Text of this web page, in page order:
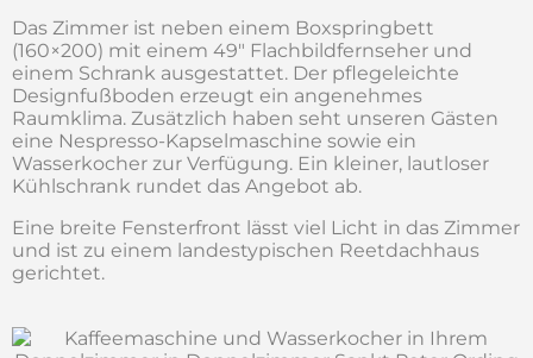
Das Zimmer ist neben einem Boxspringbett
(160×200) mit einem 49″ Flachbildfernseher und
einem Schrank ausgestattet. Der pflegeleichte
Designfußboden erzeugt ein angenehmes
Raumklima. Zusätzlich haben seht unseren Gästen
eine Nespresso-Kapselmaschine sowie ein
Wasserkocher zur Verfügung. Ein kleiner, lautloser
Kühlschrank rundet das Angebot ab.
Eine breite Fensterfront lässt viel Licht in das Zimmer
und ist zu einem landestypischen Reetdachhaus
gerichtet.